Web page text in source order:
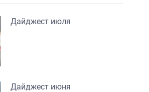
Дайджест июля
Дайджест июня